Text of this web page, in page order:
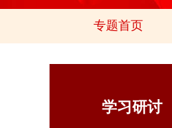
专题首页
学习研讨